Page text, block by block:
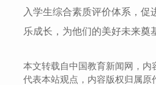
入学生综合素质评价体系，促
乐成长，为他们的美好未来奠
本文转载自中国教育新闻网，内
代表本站观点，内容版权归属原